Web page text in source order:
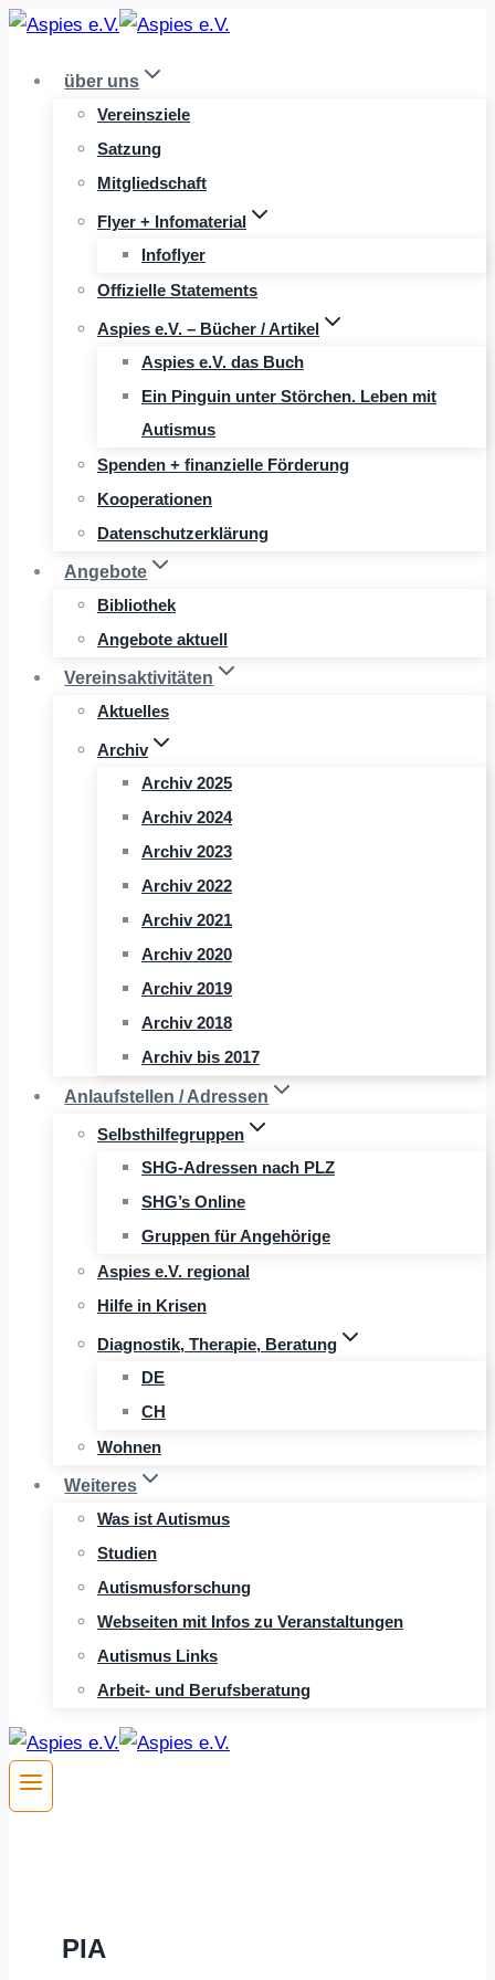
Zum
springenüber uns
Vereinsziele
Satzung
Mitgliedschaft
Flyer + Infomaterial
Infoflyer
Offizielle Statements
Aspies e.V. – Bücher / Artikel
Aspies e.V. das Buch
Ein Pinguin unter Störchen. Leben mit
Autismus
Spenden + finanzielle Förderung
Kooperationen
Datenschutzerklärung
Angebote
Bibliothek
Angebote aktuell
Vereinsaktivitäten
Aktuelles
Archiv
Archiv 2025
Archiv 2024
Archiv 2023
Archiv 2022
Archiv 2021
Archiv 2020
Archiv 2019
Archiv 2018
Archiv bis 2017
Anlaufstellen / Adressen
Selbsthilfegruppen
SHG-Adressen nach PLZ
SHG’s Online
Gruppen für Angehörige
Aspies e.V. regional
Hilfe in Krisen
Diagnostik, Therapie, Beratung
DE
CH
Wohnen
Weiteres
Was ist Autismus
Studien
Autismusforschung
Webseiten mit Infos zu Veranstaltungen
Autismus Links
Arbeit- und Berufsberatung
PIA